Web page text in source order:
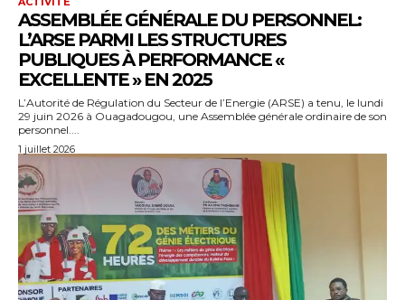
ASSEMBLÉE GÉNÉRALE DU PERSONNEL:
L’ARSE PARMI LES STRUCTURES
PUBLIQUES À PERFORMANCE «
EXCELLENTE » EN 2025
L’Autorité de Régulation du Secteur de l’Energie (ARSE) a tenu, le lundi
29 juin 2026 à Ouagadougou, une Assemblée générale ordinaire de son
personnel....
1 juillet 2026